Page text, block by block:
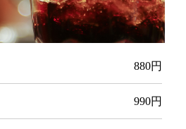
880円
990円